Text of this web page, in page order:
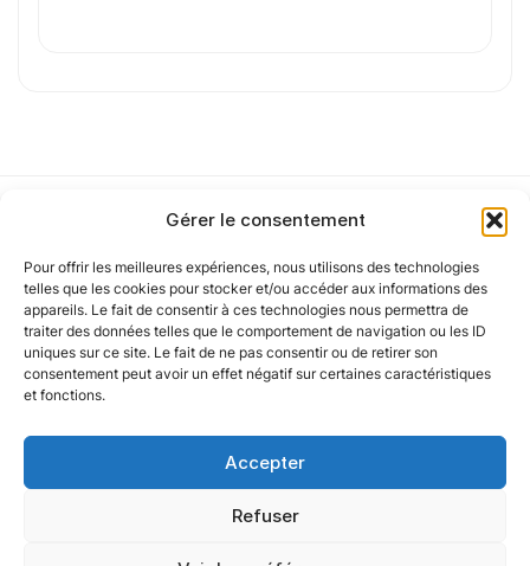
Gérer le consentement
Pour offrir les meilleures expériences, nous utilisons des technologies
telles que les cookies pour stocker et/ou accéder aux informations des
appareils. Le fait de consentir à ces technologies nous permettra de
traiter des données telles que le comportement de navigation ou les ID
uniques sur ce site. Le fait de ne pas consentir ou de retirer son
consentement peut avoir un effet négatif sur certaines caractéristiques
et fonctions.
Accepter
Refuser
Cet article a été partiellement rédigé à l’aide d’une intelligence artificielle et
Notre politique
Nos agences
Nos autres marques
Nos réseaux